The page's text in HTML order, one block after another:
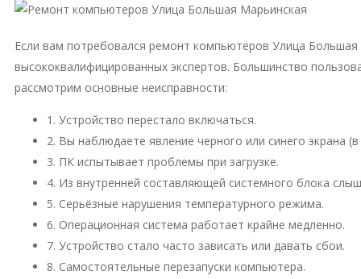
Если вам потребовался ремонт компьютеров Улица
высококвалифицированных экспертов. Большинство
рассмотрим основные неисправности:
1. Устройство перестало включаться.
2. Вы наблюдаете явление черного или синего экрана
3. ПК испытывает проблемы при загрузке.
4. Из внутренней составляющей системного блока
5. Серьёзные нарушения температурного режима.
6. Операционная система работает крайне медленно.
7. Устройство стало часто зависать или давать сбои.
8. Самостоятельные перезапуски компьютера.